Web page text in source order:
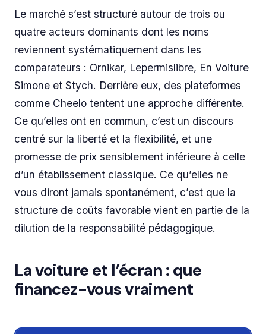
Le marché s’est structuré autour de trois ou
quatre acteurs dominants dont les noms
reviennent systématiquement dans les
comparateurs : Ornikar, Lepermislibre, En Voiture
Simone et Stych. Derrière eux, des plateformes
comme Cheelo tentent une approche différente.
Ce qu’elles ont en commun, c’est un discours
centré sur la liberté et la flexibilité, et une
promesse de prix sensiblement inférieure à celle
d’un établissement classique. Ce qu’elles ne
vous diront jamais spontanément, c’est que la
structure de coûts favorable vient en partie de la
dilution de la responsabilité pédagogique.
La voiture et l’écran : que
financez-vous vraiment